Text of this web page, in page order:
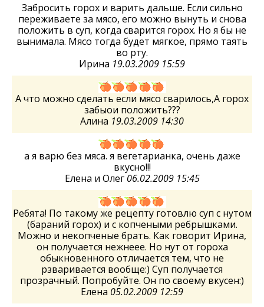
Забросить горох и варить дальше. Если сильно
переживаете за мясо, его можно вынуть и снова
положить в суп, когда сварится горох. Но я бы не
вынимала. Мясо тогда будет мягкое, прямо таять
во рту.
Ирина 19.03.2009 15:59
А что можно сделать если мясо сварилось,А горох
забыои положить???
Алина 19.03.2009 14:30
а я варю без мяса. я вегетарианка, очень даже
вкусно!!!
Елена и Олег 06.02.2009 15:45
Ребята! По такому же рецепту готовлю суп с нутом
(бараний горох) и с копчеными ребрышками.
Можно и некопченые брать. Как говорит Ирина,
он получается нежнеее. Но нут от гороха
обыкновенного отличается тем, что не
рзваривается вообще:) Суп получается
прозрачный. Попробуйте. Он по своему вкусен:)
Елена 05.02.2009 12:59